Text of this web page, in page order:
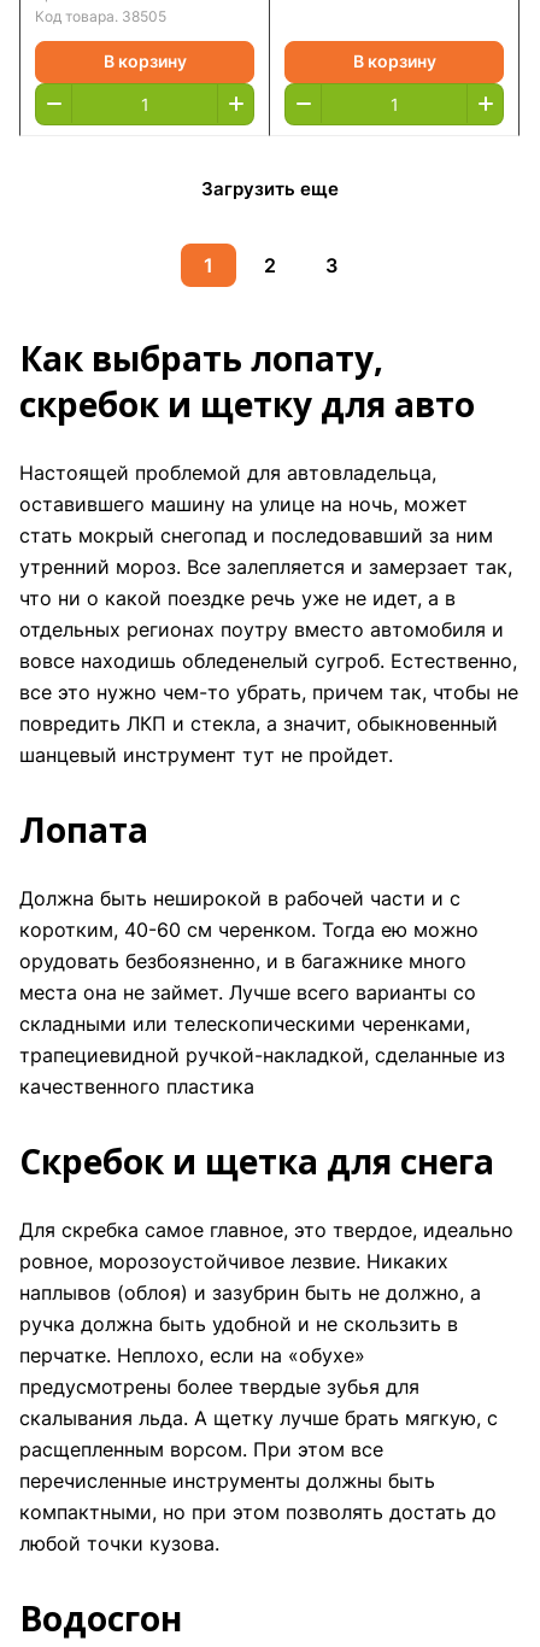
Код товара. 38505
В корзину В корзину
Загрузить еще
1 2 3
Как выбрать лопату,
скребок и щетку для авто
Настоящей проблемой для автовладельца,
оставившего машину на улице на ночь, может
стать мокрый снегопад и последовавший за ним
утренний мороз. Все залепляется и замерзает так,
что ни о какой поездке речь уже не идет, а в
отдельных регионах поутру вместо автомобиля и
вовсе находишь обледенелый сугроб. Естественно,
все это нужно чем-то убрать, причем так, чтобы не
повредить ЛКП и стекла, а значит, обыкновенный
шанцевый инструмент тут не пройдет.
Лопата
Должна быть неширокой в рабочей части и с
коротким, 40-60 см черенком. Тогда ею можно
орудовать безбоязненно, и в багажнике много
места она не займет. Лучше всего варианты со
складными или телескопическими черенками,
трапециевидной ручкой-накладкой, сделанные из
качественного пластика
Скребок и щетка для снега
Для скребка самое главное, это твердое, идеально
ровное, морозоустойчивое лезвие. Никаких
наплывов (облоя) и зазубрин быть не должно, а
ручка должна быть удобной и не скользить в
перчатке. Неплохо, если на «обухе»
предусмотрены более твердые зубья для
скалывания льда. А щетку лучше брать мягкую, с
расщепленным ворсом. При этом все
перечисленные инструменты должны быть
компактными, но при этом позволять достать до
любой точки кузова.
Водосгон